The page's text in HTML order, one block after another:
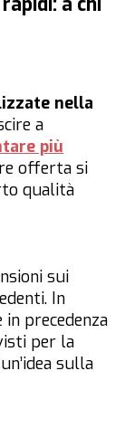
nella
a
più
offerta si
qualità
sui
In
precedenza
per la
sulla